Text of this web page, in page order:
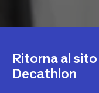
Ritorna al
Decathlon